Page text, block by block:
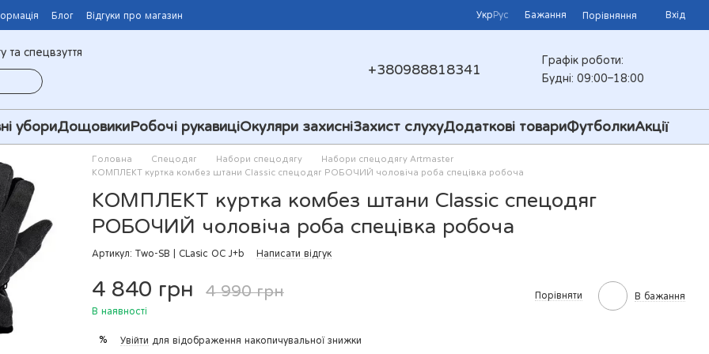
Блог Відгуки про магазин УкрРус Бажання Порівняння Вхід
та спецвзуття
+380988818341
Графік роботи:
Будні: 09:00–18:00
убориДощовикиРобочі рукавиціОкуляри захисніЗахист слухуДодаткові товариФутболкиАкції
Головна Спецодяг Набори спецодягу
Набори спецодягу Artmaster
КОМПЛЕКТ куртка комбез штани Classic спецодяг РОБОЧИЙ чоловіча роба спецівка робоча
КОМПЛЕКТ куртка комбез штани Classic спецодяг
РОБОЧИЙ чоловіча роба спецівка робоча
Артикул: Two-SB | CLasic OC J+b Написати відгук
4 840 грн 4 990 грн
В наявності
Порівняти В бажання
% Увійти для відображення накопичувальної знижки